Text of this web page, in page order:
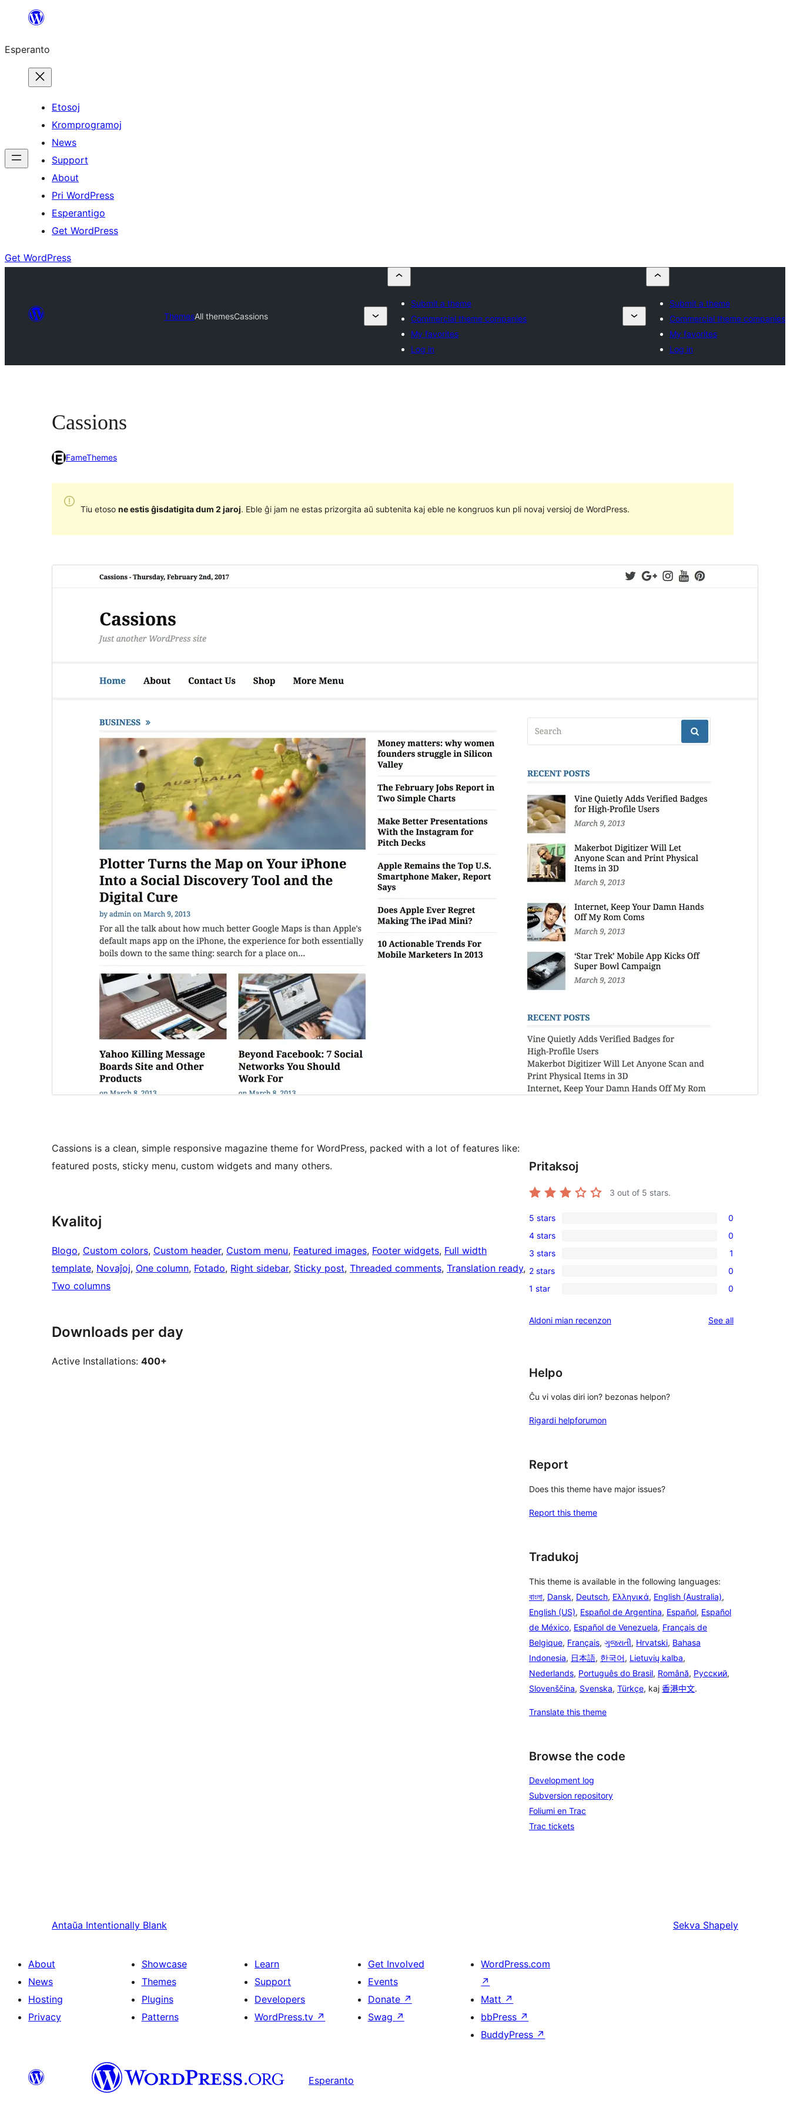
al
enhavo
Esperanto
Etosoj
Kromprogramoj
News
Support
About
Pri WordPress
Esperantigo
Get WordPress
Get WordPress
ThemesAll themesCassions
Submit a theme
Commercial theme companies
My favorites
Log in
Submit a theme
Commercial theme companies
My favorites
Log in
Cassions
FameThemes
Tiu etoso ne estis ĝisdatigita dum 2 jaroj. Eble ĝi jam ne estas prizorgita aŭ subtenita kaj eble ne kongruos kun pli novaj versioj de WordPress.
Cassions is a clean, simple responsive magazine theme for WordPress, packed with a lot of features like:
featured posts, sticky menu, custom widgets and many others.
Kvalitoj
Blogo, Custom colors, Custom header, Custom menu, Featured images, Footer widgets, Full width
template, Novaĵoj, One column, Fotado, Right sidebar, Sticky post, Threaded comments, Translation ready
Two columns
Downloads per day
Active Installations: 400+
Pritaksoj
3 out of 5 stars.
0
5-
star
reviews
5 stars 0
0
4-
star
reviews
4 stars 0
1
3-
star
3 stars 1
0
2-
reviews
2 stars 0
0
star
1 star 0
Aldoni mian recenzon See allreviews
Helpo
Ĉu vi volas diri ion? bezonas helpon?
Rigardi helpforumon
Report
Does this theme have major issues?
Report this theme
Tradukoj
This theme is available in the following languages:
বাংলা, Dansk, Deutsch, Ελληνικά, English (Australia),
English (US), Español de Argentina, Español, Español
de México, Español de Venezuela, Français de
Belgique, Français, ગુજરાતી, Hrvatski, Bahasa
Indonesia, 日本語, 한국어, Lietuvių kalba,
Nederlands, Português do Brasil, Română, Русский,
Slovenščina, Svenska, Türkçe, kaj 香港中文.
Translate this theme
Browse the code
Development log
Subversion repository
Foliumi en Trac
Trac tickets
Antaŭa Intentionally Blank Sekva Shapely
About
News
Hosting
Privacy
Showcase
Themes
Plugins
Patterns
Learn
Support
Developers
WordPress.tv ↗
Get Involved
Events
Donate ↗
Swag ↗
WordPress.com
↗
Matt ↗
bbPress ↗
BuddyPress ↗
Esperanto